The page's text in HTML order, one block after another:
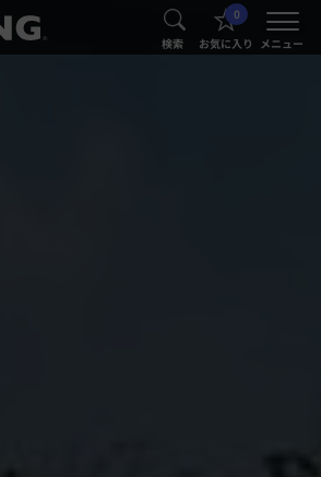
® 検索
0
お気に入り メニュー
®